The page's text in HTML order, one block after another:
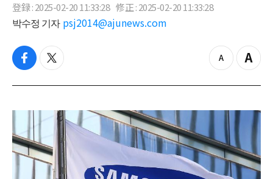
登録 : 2025-02-20 11:33:28 修正 : 2025-02-20 11:33:28
박수정 기자 psj2014@ajunews.com
f
c
b
o
k
t
i
t
z
o
o
Z
o
i
n